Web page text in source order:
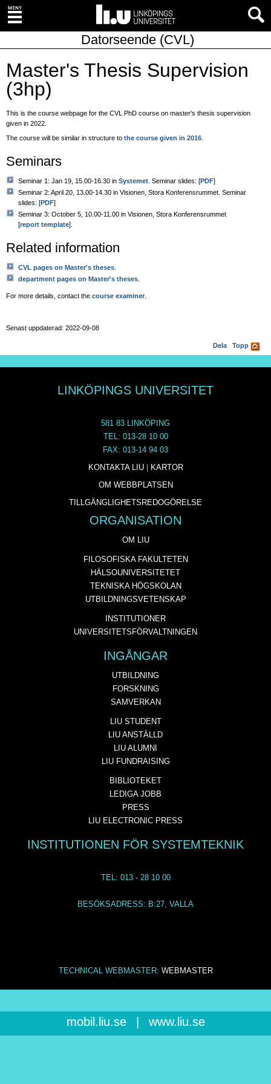
Datorseende (CVL)
Master's Thesis Supervision
(3hp)
This is the course webpage for the CVL PhD course on master's thesis supervision
given in 2022.
The course will be similar in structure to the course given in 2016
Seminars
Seminar 1: Jan 19, 15.00-16.30 in Systemet . Seminar slides: [PDF]
Seminar 2: April 20, 13.00-14.30 in Visionen, Stora Konferensrummet. Seminar
slides: [PDF]
Seminar 3: October 5, 10.00-11.00 in Visionen, Stora Konferensrummet
[report template].
Related information
CVL pages on Master's theses
department pages on Master's theses
For more details, contact the course examiner
Senast uppdaterad: 2022-09-08
Dela Topp
LINKÖPINGS UNIVERSITET
581 83 LINKÖPING
TEL: 013-28 10 00
FAX: 013-14 94 03
KONTAKTA LIU|
KARTOR
OM WEBBPLATSEN
TILLGÄNGLIGHETSREDOGÖRELSE
ORGANISATION
OM LIU
FILOSOFISKA FAKULTETEN
HÄLSOUNIVERSITETET
TEKNISKA HÖGSKOLAN
UTBILDNINGSVETENSKAP
INSTITUTIONER
UNIVERSITETSFÖRVALTNINGEN
INGÅNGAR
UTBILDNING
FORSKNING
SAMVERKAN
LIU STUDENT
LIU ANSTÄLLD
LIU ALUMNI
LIU FUNDRAISING
BIBLIOTEKET
LEDIGA JOBB
PRESS
LIU ELECTRONIC PRESS
INSTITUTIONEN FÖR SYSTEMTEKNIK
TEL: 013 - 28 10 00
BESÖKSADRESS: B:27, VALLA
TECHNICAL WEBMASTER: WEBMASTER
mobil.liu.se | www.liu.se